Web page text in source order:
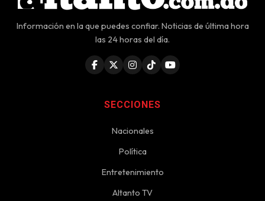
Información en la que puedes confiar. Noticias de última hora
las 24 horas del día.
SECCIONES
Nacionales
Política
Entretenimiento
Altanto TV